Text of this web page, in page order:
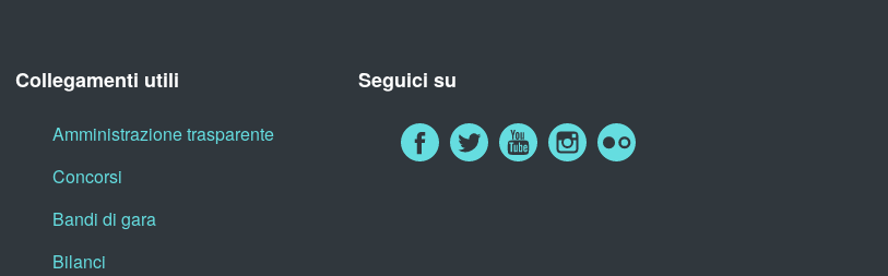
Collegamenti utili
Amministrazione trasparente
Concorsi
Bandi di gara
Bilanci
Seguici su